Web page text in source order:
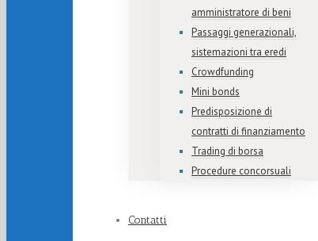
amministratore di beni
Passaggi generazionali,
sistemazioni tra eredi
Crowdfunding
Mini bonds
Predisposizione di
contratti di finanziamento
Trading di borsa
Procedure concorsuali
Contatti